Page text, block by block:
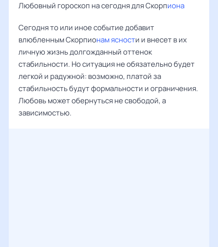
Любовный гороскоп на сегодня для Скорпиона
Сегодня то или иное событие добавит
влюбленным Скорпионам ясности и внесет в их
личную жизнь долгожданный оттенок
стабильности. Но ситуация не обязательно будет
легкой и радужной: возможно, платой за
стабильность будут формальности и ограничения.
Любовь может обернуться не свободой, а
зависимостью.